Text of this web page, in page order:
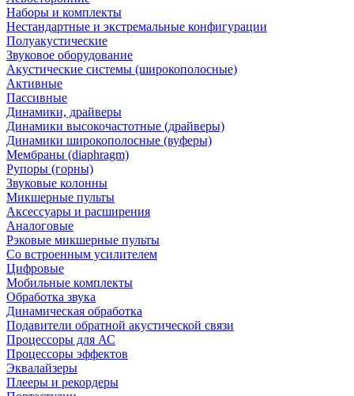
Наборы и комплекты
Нестандартные и экстремальные конфигурации
Полуакустические
Звуковое оборудование
Акустические системы (широкополосные)
Активные
Пассивные
Динамики, драйверы
Динамики высокочастотные (драйверы)
Динамики широкополосные (вуферы)
Мембраны (diaphragm)
Рупоры (горны)
Звуковые колонны
Микшерные пульты
Аксессуары и расширения
Аналоговые
Рэковые микшерные пульты
Со встроенным усилителем
Цифровые
Мобильные комплекты
Обработка звука
Динамическая обработка
Подавители обратной акустической связи
Процессоры для АС
Процессоры эффектов
Эквалайзеры
Плееры и рекордеры